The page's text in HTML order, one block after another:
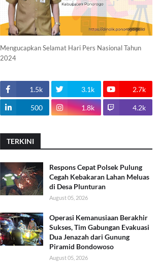
Mengucapkan Selamat Hari Pers Nasional Tahun
2024
1.5k 3.1k 2.7k
500 1.8k 4.2k
TERKINI
Respons Cepat Polsek Pulung
Cegah Kebakaran Lahan Meluas
di Desa Plunturan
August 05, 2026
Operasi Kemanusiaan Berakhir
Sukses, Tim Gabungan Evakuasi
Dua Jenazah dari Gunung
Piramid Bondowoso
August 05, 2026